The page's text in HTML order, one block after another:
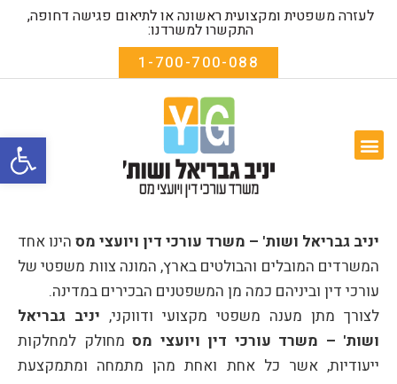
פתח
לעזרה משפטית ומקצועית ראשונה או לתיאום פגישה דחופה,
התקשרו למשרדנו:
1-700-700-088
יניב גבריאל ושות' – משרד עורכי דין ויועצי מס הינו אחד
המשרדים המובלים והבולטים בארץ, המונה צוות משפטי של
עורכי דין וביניהם כמה מן המשפטנים הבכירים במדינה.
לצורך מתן מענה משפטי מקצועי ודווקני, יניב גבריאל
ושות' – משרד עורכי דין ויועצי מס מחולק למחלקות
ייעודיות, אשר כל אחת ואחת מהן מתמחה ומתמקצעת